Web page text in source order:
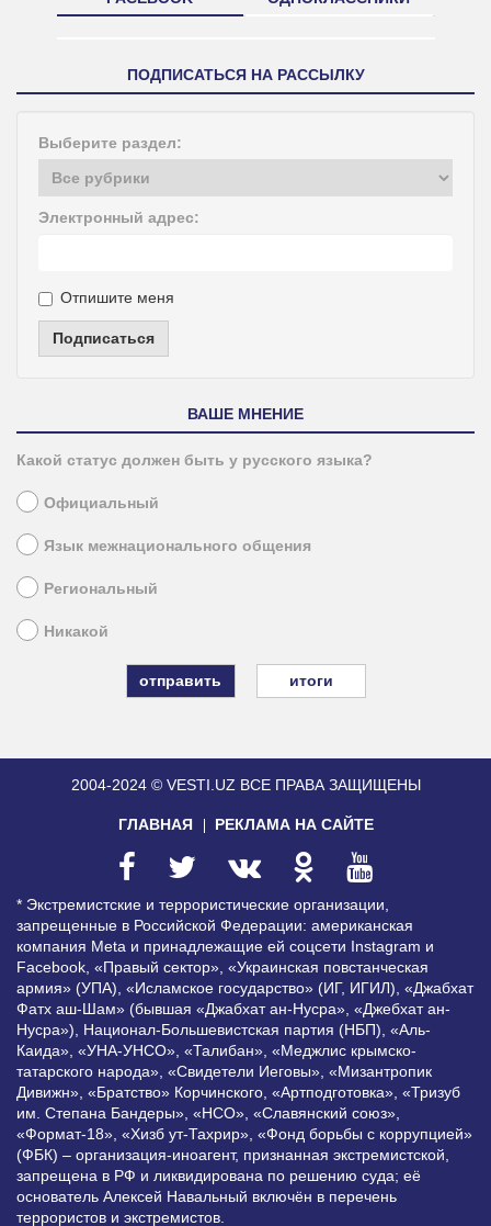
ПОДПИСАТЬСЯ НА РАССЫЛКУ
Выберите раздел:
Электронный адрес:
Отпишите меня
Подписаться
ВАШЕ МНЕНИЕ
Какой статус должен быть у русского языка?
Официальный
Язык межнационального общения
Региональный
Никакой
итоги
2004-2024 © VESTI.UZ ВСЕ ПРАВА ЗАЩИЩЕНЫ
ГЛАВНАЯ РЕКЛАМА НА САЙТЕ
* Экстремистские и террористические организации,
запрещенные в Российской Федерации: американская
компания Meta и принадлежащие ей соцсети Instagram и
Facebook, «Правый сектор», «Украинская повстанческая
армия» (УПА), «Исламское государство» (ИГ, ИГИЛ), «Джабхат
Фатх аш-Шам» (бывшая «Джабхат ан-Нусра», «Джебхат ан-
Нусра»), Национал-Большевистская партия (НБП), «Аль-
Каида», «УНА-УНСО», «Талибан», «Меджлис крымско-
татарского народа», «Свидетели Иеговы», «Мизантропик
Дивижн», «Братство» Корчинского, «Артподготовка», «Тризуб
им. Степана Бандеры», «НСО», «Славянский союз»,
«Формат-18», «Хизб ут-Тахрир», «Фонд борьбы с коррупцией»
(ФБК) – организация-иноагент, признанная экстремистской,
запрещена в РФ и ликвидирована по решению суда; её
основатель Алексей Навальный включён в перечень
террористов и экстремистов.